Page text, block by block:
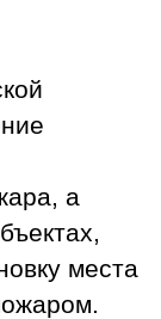
а
места